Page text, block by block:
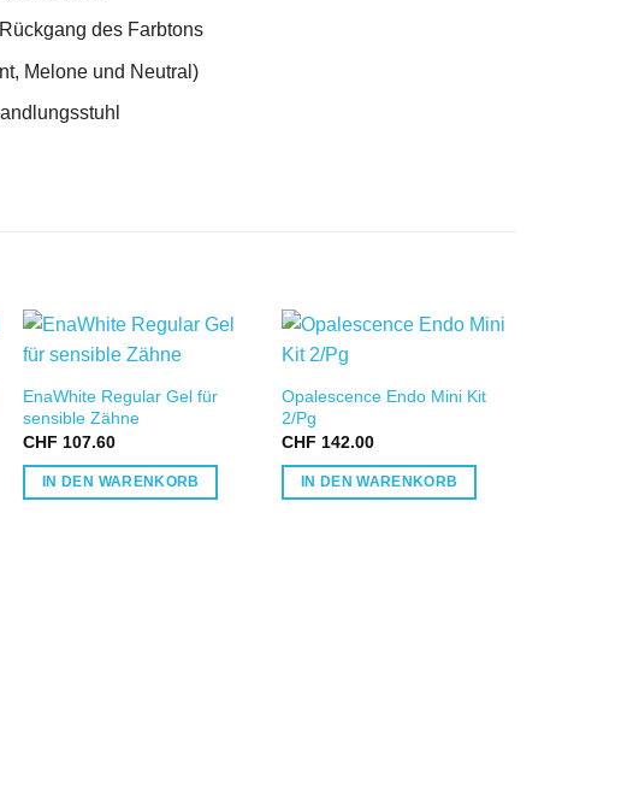
des Farbtons
Melone und Neutral)
WUNSCHLISTE
EnaWhite Regular Gel für
sensible Zähne
CHF 107.60
IN DEN WARENKORB
WUNSCHLISTE
Opalescence Endo Mini Kit
2/Pg
CHF 142.00
IN DEN WARENKORB